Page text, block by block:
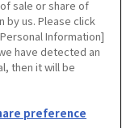
20日(金)・1月21日
品上映会・展示会
大阪北館 ナレッジ
アター）にて作品
す。
テーションをして
sale or share of
by us. Please click
Information]
have detected an
then it will be
preference